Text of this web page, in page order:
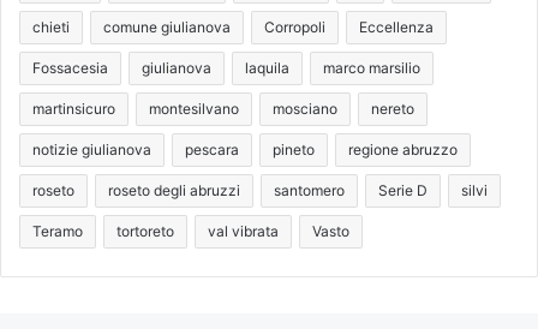
chieti comune giulianova Corropoli Eccellenza
Fossacesia giulianova laquila marco marsilio
martinsicuro montesilvano mosciano nereto
notizie giulianova pescara pineto regione abruzzo
roseto roseto degli abruzzi santomero Serie D silvi
Teramo tortoreto val vibrata Vasto